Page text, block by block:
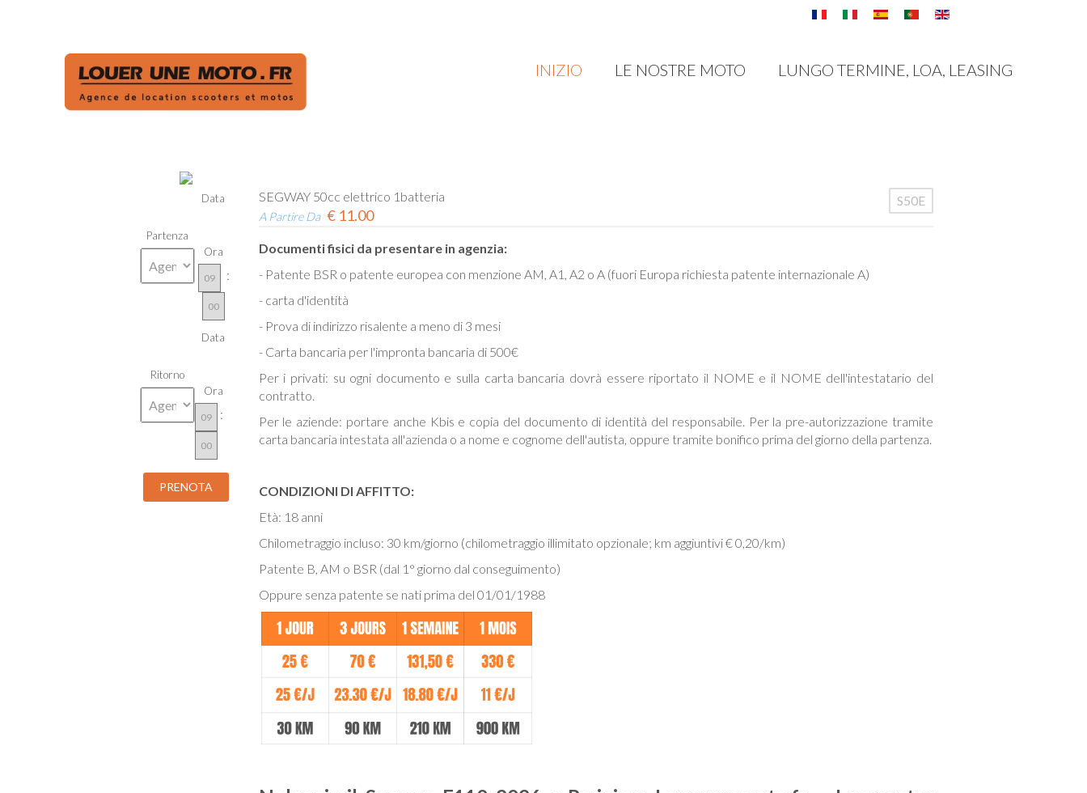
INIZIO LE NOSTRE MOTO LUNGO TERMINE, LOA, LEASING
Partenza
Data
Ora
:
Ritorno
Data
Ora
:
SEGWAY 50cc elettrico 1batteria S50E
A Partire Da € 11.00
Documenti fisici da presentare in agenzia:
- Patente BSR o patente europea con menzione AM, A1, A2 o A (fuori Europa richiesta patente internazionale A)
- carta d'identità
- Prova di indirizzo risalente a meno di 3 mesi
- Carta bancaria per l'impronta bancaria di 500€
Per i privati: su ogni documento e sulla carta bancaria dovrà essere riportato il NOME e il NOME dell'intestatario del
contratto.
Per le aziende: portare anche Kbis e copia del documento di identità del responsabile. Per la pre-autorizzazione tramite
carta bancaria intestata all'azienda o a nome e cognome dell'autista, oppure tramite bonifico prima del giorno della partenza.
CONDIZIONI DI AFFITTO:
Età: 18 anni
Chilometraggio incluso: 30 km/giorno (chilometraggio illimitato opzionale; km aggiuntivi € 0,20/km)
Patente B, AM o BSR (dal 1° giorno dal conseguimento)
Oppure senza patente se nati prima del 01/01/1988